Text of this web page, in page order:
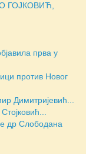
ГОЈКОВИЋ,
прва у
против Новог
Димитријевић...
др Слободана